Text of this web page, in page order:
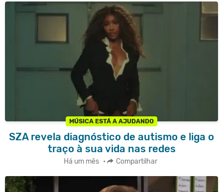
MÚSICA ESTÁ A AJUDANDO
SZA revela diagnóstico de autismo e liga o
traço à sua vida nas redes
Há um mês • Compartilhar